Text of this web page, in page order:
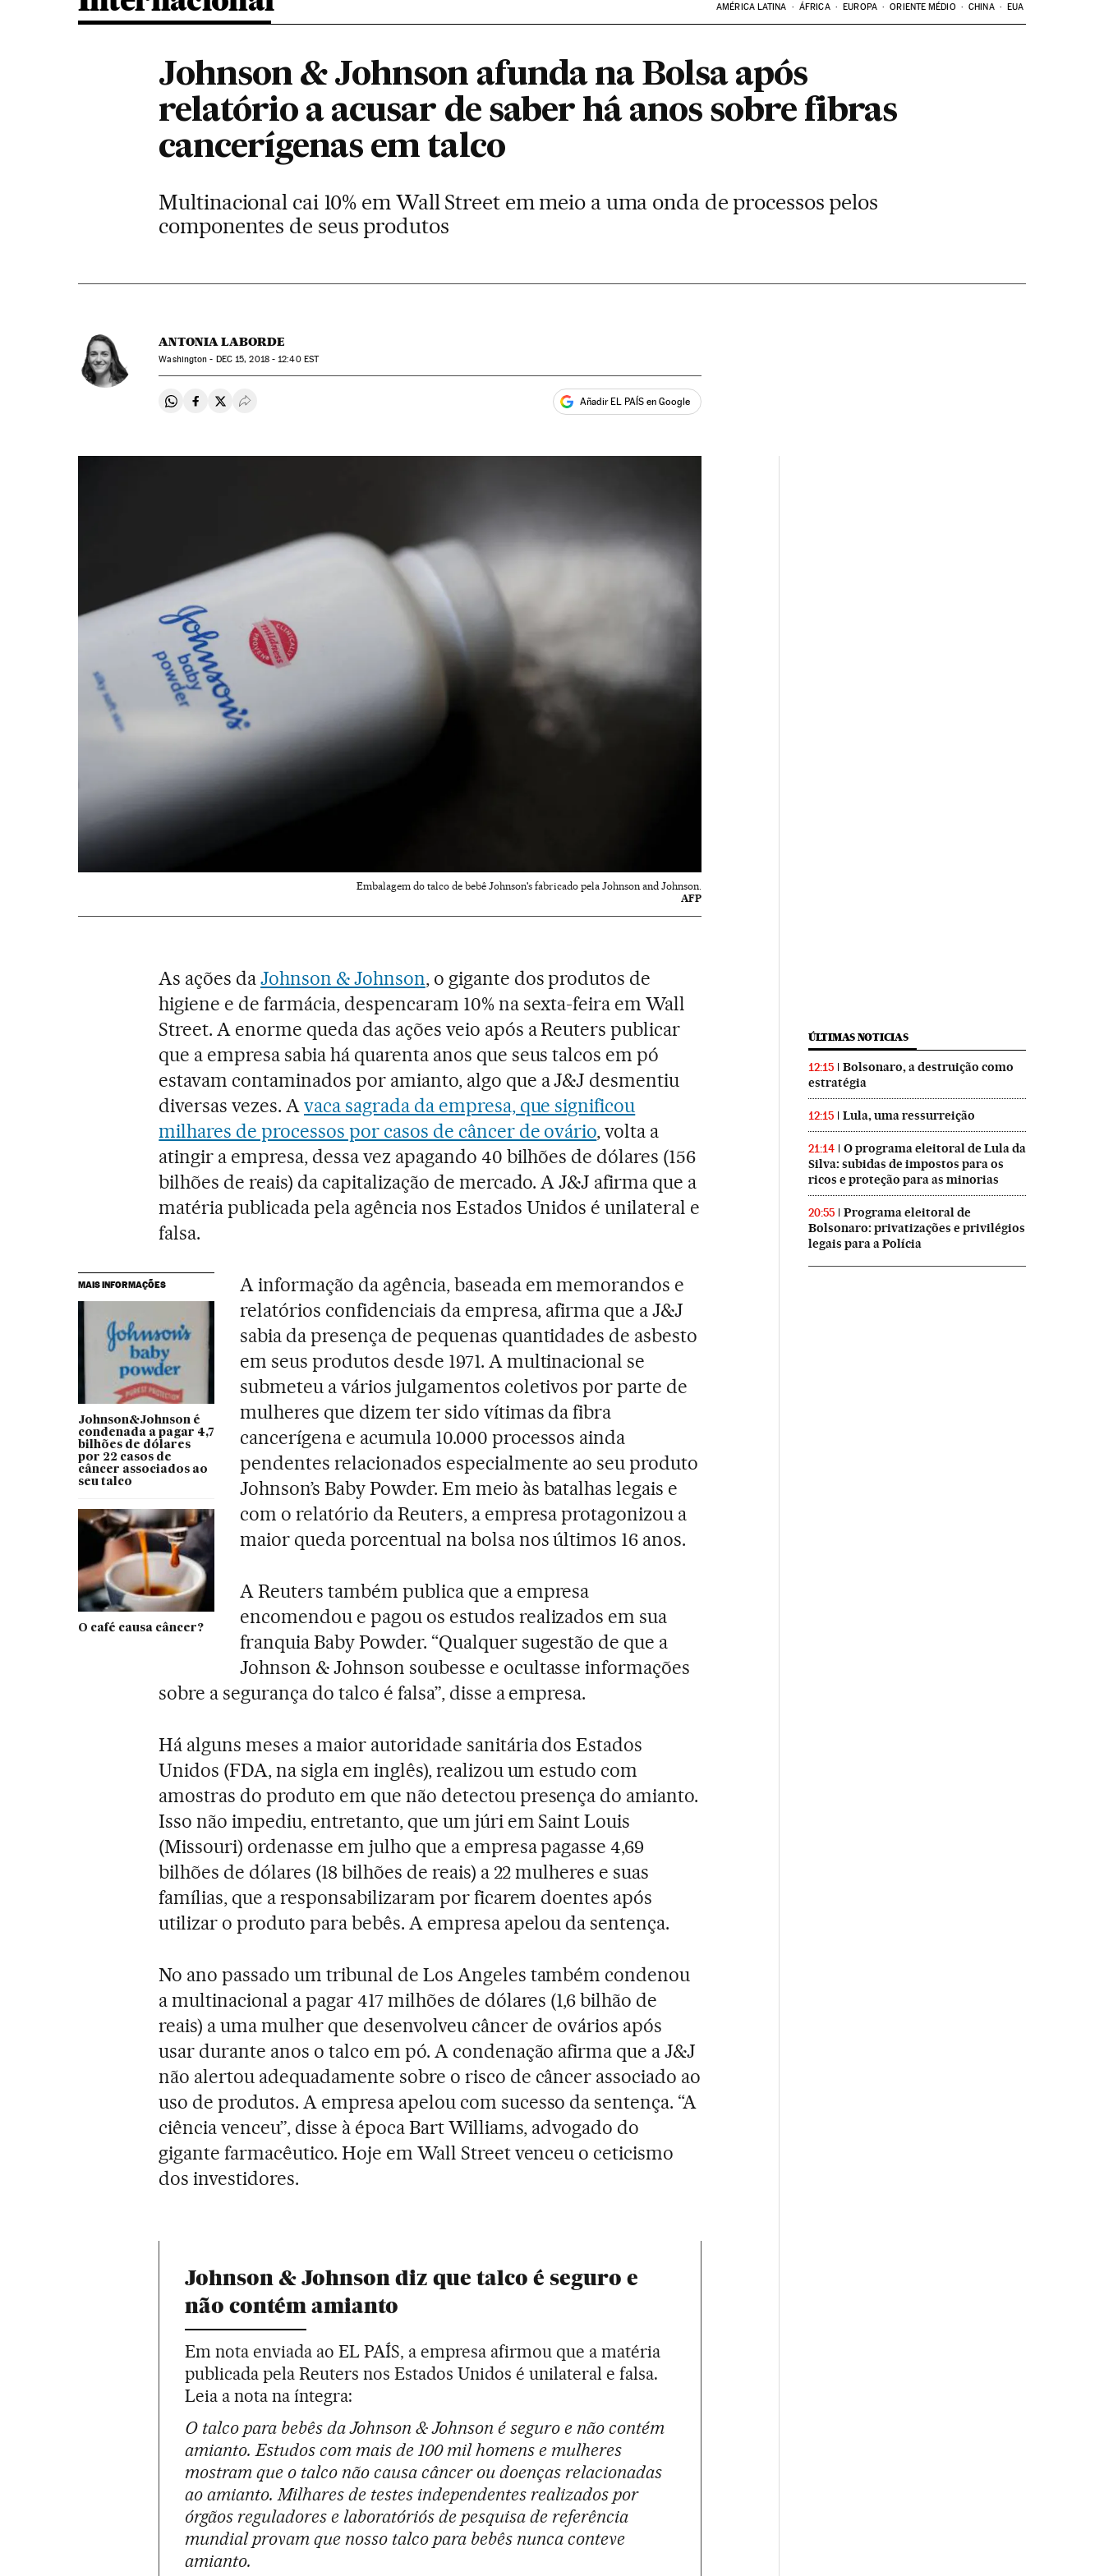
AMÉRICA LATINA ÁFRICA EUROPA ORIENTE MÉDIO CHINA EUA
Johnson & Johnson afunda na Bolsa após
relatório a acusar de saber há anos sobre fibras
cancerígenas em talco
Multinacional cai 10% em Wall Street em meio a uma onda de processos pelos
componentes de seus produtos
ANTONIA LABORDE
Washington - DEC15, 2018 - 12:40EST
Compartir en Whatsapp
Compartir en Facebook
Compartir en Twitter
Desplegar Redes Sociales Añadir EL PAÍS en Google
Embalagem do talco de bebê Johnson's fabricado pela Johnson and Johnson.
AFP
As ações daJohnson & Johnson, o gigante dos produtos de
higiene e de farmácia, despencaram 10% na sexta-feira em Wall
Street. A enorme queda das ações veio após a Reuters publicar
que a empresa sabia há quarenta anos que seus talcos em pó
estavam contaminados por amianto, algo que a J&J desmentiu
diversas vezes. Avaca sagrada da empresa, que significou
milhares de processos por casos de câncer de ovário, volta a
atingir a empresa, dessa vez apagando 40 bilhões de dólares (156
bilhões de reais) da capitalização de mercado. A J&J afirma que a
matéria publicada pela agência nos Estados Unidos é unilateral e
falsa.
MAIS INFORMAÇÕES
Johnson&Johnson é
condenada a pagar 4,7
bilhões de dólares
por 22 casos de
câncer associados ao
seu talco
O café causa câncer?
A informação da agência, baseada em memorandos e
relatórios confidenciais da empresa, afirma que a J&J
sabia da presença de pequenas quantidades de asbesto
em seus produtos desde 1971. A multinacional se
submeteu a vários julgamentos coletivos por parte de
mulheres que dizem ter sido vítimas da fibra
cancerígena e acumula 10.000 processos ainda
pendentes relacionados especialmente ao seu produto
Johnson’s Baby Powder. Em meio às batalhas legais e
com o relatório da Reuters, a empresa protagonizou a
maior queda porcentual na bolsa nos últimos 16 anos.
A Reuters também publica que a empresa
encomendou e pagou os estudos realizados em sua
franquia Baby Powder. “Qualquer sugestão de que a
Johnson & Johnson soubesse e ocultasse informações
sobre a segurança do talco é falsa”, disse a empresa.
Há alguns meses a maior autoridade sanitária dos Estados
Unidos (FDA, na sigla em inglês), realizou um estudo com
amostras do produto em que não detectou presença do amianto.
Isso não impediu, entretanto, que um júri em Saint Louis
(Missouri) ordenasse em julho que a empresa pagasse 4,69
bilhões de dólares (18 bilhões de reais) a 22 mulheres e suas
famílias, que a responsabilizaram por ficarem doentes após
utilizar o produto para bebês. A empresa apelou da sentença.
No ano passado um tribunal de Los Angeles também condenou
a multinacional a pagar 417 milhões de dólares (1,6 bilhão de
reais) a uma mulher que desenvolveu câncer de ovários após
usar durante anos o talco em pó. A condenação afirma que a J&J
não alertou adequadamente sobre o risco de câncer associado ao
uso de produtos. A empresa apelou com sucesso da sentença. “A
ciência venceu”, disse à época Bart Williams, advogado do
gigante farmacêutico. Hoje em Wall Street venceu o ceticismo
dos investidores.
Johnson & Johnson diz que talco é seguro e
não contém amianto
Em nota enviada ao EL PAÍS, a empresa afirmou que a matéria
publicada pela Reuters nos Estados Unidos é unilateral e falsa.
Leia a nota na íntegra:
O talco para bebês da Johnson & Johnson é seguro e não contém
amianto. Estudos com mais de 100 mil homens e mulheres
mostram que o talco não causa câncer ou doenças relacionadas
ao amianto. Milhares de testes independentes realizados por
órgãos reguladores e laboratóriós de pesquisa de referência
mundial provam que nosso talco para bebês nunca conteve
amianto.
ÚLTIMAS NOTICIAS
12:15
Bolsonaro, a destruição como
estratégia
12:15 Lula, uma ressurreição
21:14
O programa eleitoral de Lula da
Silva: subidas de impostos para os
ricos e proteção para as minorias
20:55
Programa eleitoral de
Bolsonaro: privatizações e privilégios
legais para a Polícia